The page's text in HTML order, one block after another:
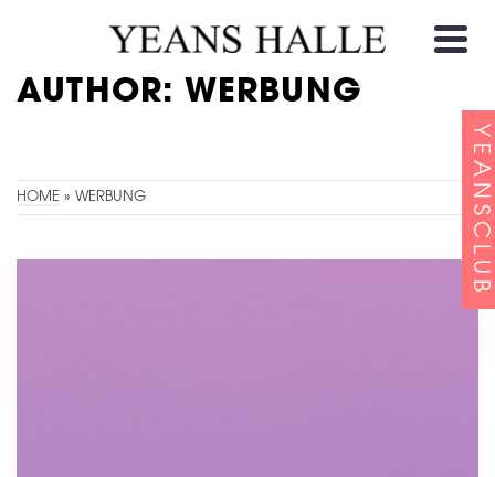
AUTHOR: WERBUNG
HOME » WERBUNG YEANSCLUB